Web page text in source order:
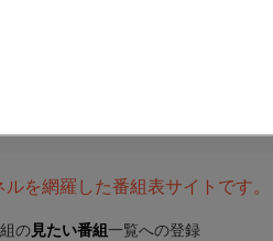
を網羅した番組表サイトです。
の 見たい番組 一覧への登録